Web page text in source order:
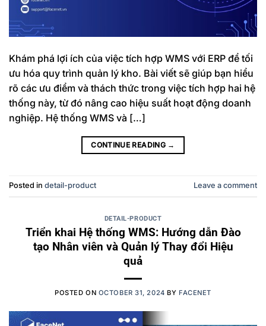
Khám phá lợi ích của việc tích hợp WMS với ERP để tối
ưu hóa quy trình quản lý kho. Bài viết sẽ giúp bạn hiểu
rõ các ưu điểm và thách thức trong việc tích hợp hai hệ
thống này, từ đó nâng cao hiệu suất hoạt động doanh
nghiệp. Hệ thống WMS và […]
CONTINUE READING →
Posted in detail-product Leave a comment
DETAIL-PRODUCT
Triển khai Hệ thống WMS: Hướng dẫn Đào
tạo Nhân viên và Quản lý Thay đổi Hiệu
quả
POSTED ON OCTOBER 31, 2024 BY FACENET